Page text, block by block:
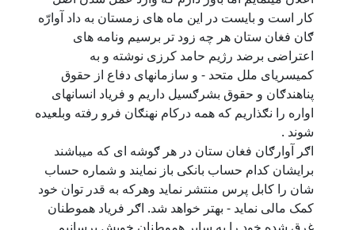
کار است و بایست در این ماه های زمستان به داد آوارّه
ګان فغان ستان هر چه زود تر برسیم ونامه های
اعتراضی برضد رژیم حامد کرزی نوشته و به
کمیسریای ملل متحد - و سازمانهای دفاع از حقوق
پناهندګان و حقوق بشرګسیل داریم و فریاد انسانهای
اواره را نګذاریم که همه درکام نهنګان فرو رفته وبلعیده
شوند .
اګر آوارګان فغان ستان در هر ګوشه ای که میباشند
برایشان کدام حساب بانکی باز نمایند و شماره حساب
شان را کابل پرس منتشر نماید وهرکه به قدر توان خود
کمک مالی نماید - بهتر خواهد شد. اګر فریاد هموطنان